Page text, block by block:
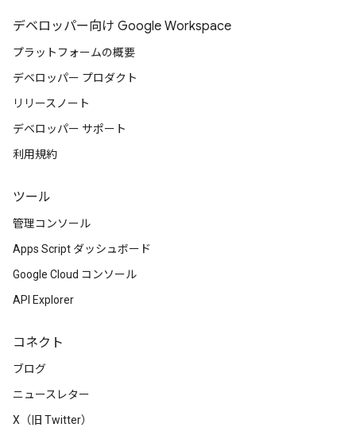
デベロッパー向け Google Workspace
プラットフォームの概要
デベロッパー プロダクト
リリースノート
デベロッパー サポート
利用規約
ツール
管理コンソール
Apps Script ダッシュボード
Google Cloud コンソール
API Explorer
コネクト
ブログ
ニュースレター
X（旧 Twitter）